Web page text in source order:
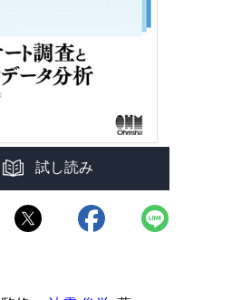
試し読み